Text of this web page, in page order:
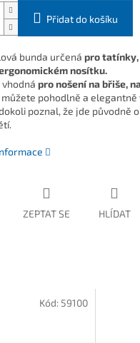
Přidat do košíku
bunda určená pro
nosítku.
vhodná pro nošení na břiše,
pohodlně a elegantně
poznal, že jde původně
ZEPTAT SE HLÍDAT
Kód: 59100